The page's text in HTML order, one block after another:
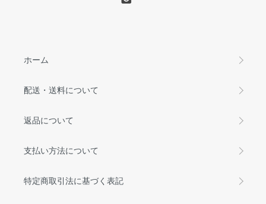
ホーム
配送・送料について
返品について
支払い方法について
特定商取引法に基づく表記